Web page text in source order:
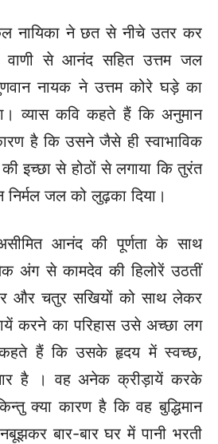
नायिका ने छत से नीचे उतर कर
वाणी से आनंद सहित उत्तम जल
नायक ने उत्तम कोरे घड़े का
व्यास कवि कहते हैं कि अनुमान
है कि उसने जैसे ही स्वाभाविक
इच्छा से होठों से लगाया कि तुरंत
जल को लुढ़का दिया।
असीमित आनंद की पूर्णता के साथ
अंग से कामदेव की हिलोरें उठतीं
और चतुर सखियों को साथ लेकर
करने का परिहास उसे अच्छा लग
कहते हैं कि उसके हृदय में स्वच्छ,
है । वह अनेक क्रीड़ायें करके
क्या कारण है कि वह बुद्धिमान
बार-बार घर में पानी भरती